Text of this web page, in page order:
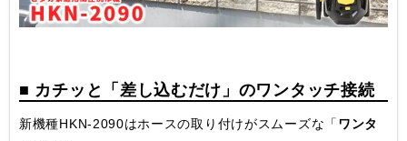
■ カチッと「差し込むだけ」のワンタッチ接続
新機種HKN-2090はホースの取り付けがスムーズな「 ワンタ